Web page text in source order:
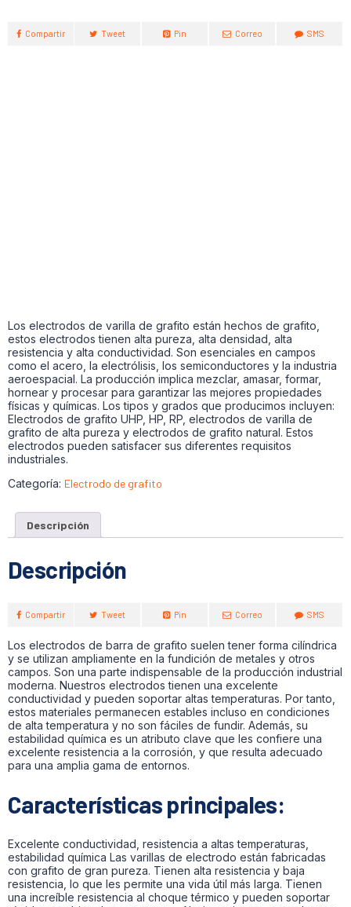
Compartir Tweet Pin Correo SMS
Los electrodos de varilla de grafito están hechos de grafito,
estos electrodos tienen alta pureza, alta densidad, alta
resistencia y alta conductividad. Son esenciales en campos
como el acero, la electrólisis, los semiconductores y la industria
aeroespacial. La producción implica mezclar, amasar, formar,
hornear y procesar para garantizar las mejores propiedades
físicas y químicas. Los tipos y grados que producimos incluyen:
Electrodos de grafito UHP, HP, RP, electrodos de varilla de
grafito de alta pureza y electrodos de grafito natural. Estos
electrodos pueden satisfacer sus diferentes requisitos
industriales.
Categoría: Electrodo de grafito
Descripción
Descripción
Compartir Tweet Pin Correo SMS
Los electrodos de barra de grafito suelen tener forma cilíndrica
y se utilizan ampliamente en la fundición de metales y otros
campos. Son una parte indispensable de la producción industrial
moderna. Nuestros electrodos tienen una excelente
conductividad y pueden soportar altas temperaturas. Por tanto,
estos materiales permanecen estables incluso en condiciones
de alta temperatura y no son fáciles de fundir. Además, su
estabilidad química es un atributo clave que les confiere una
excelente resistencia a la corrosión, y que resulta adecuado
para una amplia gama de entornos.
Características principales:
Excelente conductividad, resistencia a altas temperaturas,
estabilidad química Las varillas de electrodo están fabricadas
con grafito de gran pureza. Tienen alta resistencia y baja
resistencia, lo que les permite una vida útil más larga. Tienen
una increíble resistencia al choque térmico y pueden soportar